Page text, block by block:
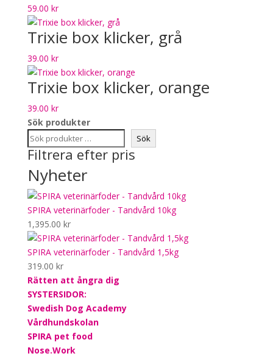
59.00 kr
Trixie box klicker, grå
39.00 kr
Trixie box klicker, orange
39.00 kr
Sök produkter
Sök
Filtrera efter pris
Nyheter
SPIRA veterinärfoder - Tandvård 10kg
1,395.00 kr
SPIRA veterinärfoder - Tandvård 1,5kg
319.00 kr
Rätten att ångra dig
SYSTERSIDOR:
Swedish Dog Academy
Vårdhundskolan
SPIRA pet food
Nose.Work